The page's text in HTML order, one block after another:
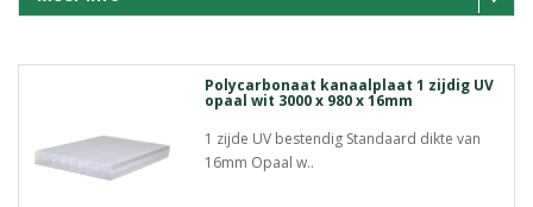
Polycarbonaat kanaalplaat 1 zijdig UV
opaal wit 3000 x 980 x 16mm
1 zijde UV bestendig Standaard dikte van
16mm Opaal w..